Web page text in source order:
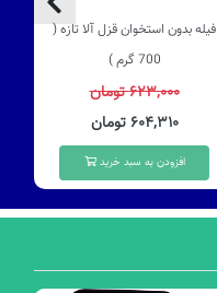
فیله بدون استخوان قزل آلا تازه (
700 گرم )
۶۲۳,۰۰۰ تومان
۶۰۴,۳۱۰ تومان
افزودن به سبد خرید